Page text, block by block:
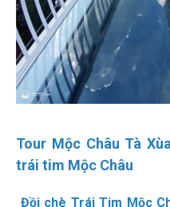
Tour Mộc Châu Tà
trái tim Mộc Châu
Đồi chè Trái Tim Mộc